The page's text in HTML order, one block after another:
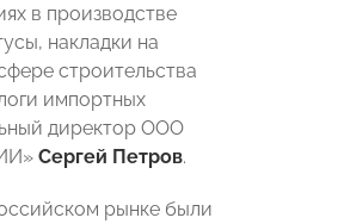
в производстве
накладки на
строительства
импортных
директор ООО
Сергей Петров.
рынке были